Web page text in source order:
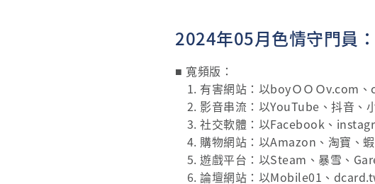
2024年05月色情守門員
■ 寬頻版：
1. 有害網站：以boyＯＯＯv.com、
2. 影音串流：以YouTube、抖音、
3. 社交軟體：以Facebook、
4. 購物網站：以Amazon、淘寶、
5. 遊戲平台：以Steam、暴雪、
6. 論壇網站：以Mobile01、